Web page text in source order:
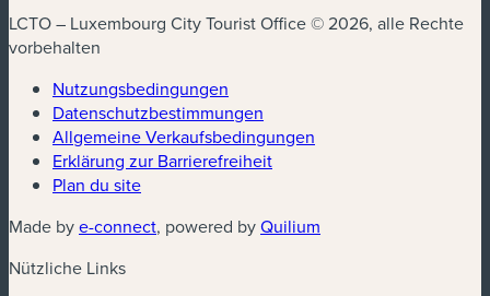
LCTO – Luxembourg City Tourist Office © 2026, alle Rechte
vorbehalten
Nutzungsbedingungen
Datenschutzbestimmungen
Allgemeine Verkaufsbedingungen
Erklärung zur Barrierefreiheit
Plan du site
Made bye-connect(neues Fenster)
, powered byQuilium
Nützliche Links